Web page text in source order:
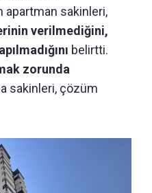
apartman sakinleri,
verilmediğini,
belirtti.
zorunda
sakinleri, çözüm